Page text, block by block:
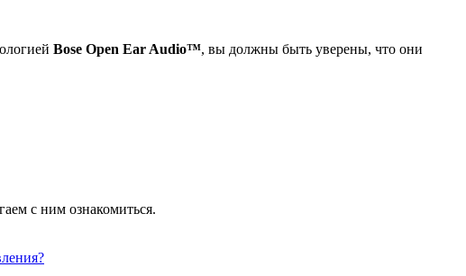
Bose Open Ear Audio™, вы должны быть уверены, что они
с ним ознакомиться.